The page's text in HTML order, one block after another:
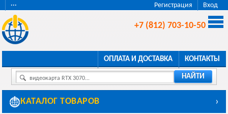
Регистрация Вход
···
+7 (812) 703-10-50
ОПЛАТА И ДОСТАВКА КОНТАКТЫ
видеокарта RTX 3070... НАЙТИ
КАТАЛОГ ТОВАРОВ ›